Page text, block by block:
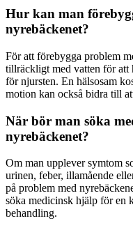
Hur kan man
nyrebäckenet?
För att förebygga problem
tillräckligt med vatten för att
för njursten. En hälsosam
motion kan också bidra till
När bör man söka
nyrebäckenet?
Om man upplever symtom
urinen, feber, illamående
på problem med
söka medicinsk hjälp för en
behandling.